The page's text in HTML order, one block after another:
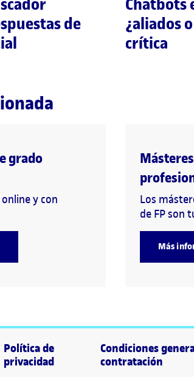
de
Chatbots
¿aliados
crítica
grado
online y con
Los
de FP son
Más
Política de
privacidad
Condiciones
contratación